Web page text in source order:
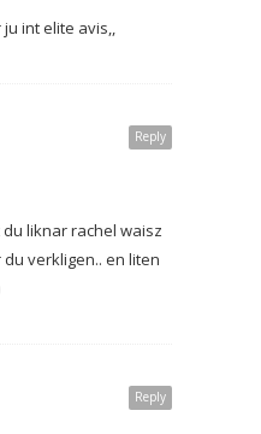
int elite avis,,
Reply
liknar rachel waisz
verkligen.. en liten
Reply